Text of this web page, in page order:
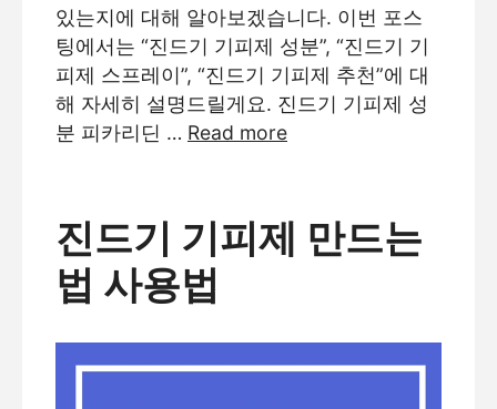
있는지에 대해 알아보겠습니다. 이번 포스
팅에서는 “진드기 기피제 성분”, “진드기 기
피제 스프레이”, “진드기 기피제 추천”에 대
해 자세히 설명드릴게요. 진드기 기피제 성
분 피카리딘 … Read more
진드기 기피제 만드는
법 사용법